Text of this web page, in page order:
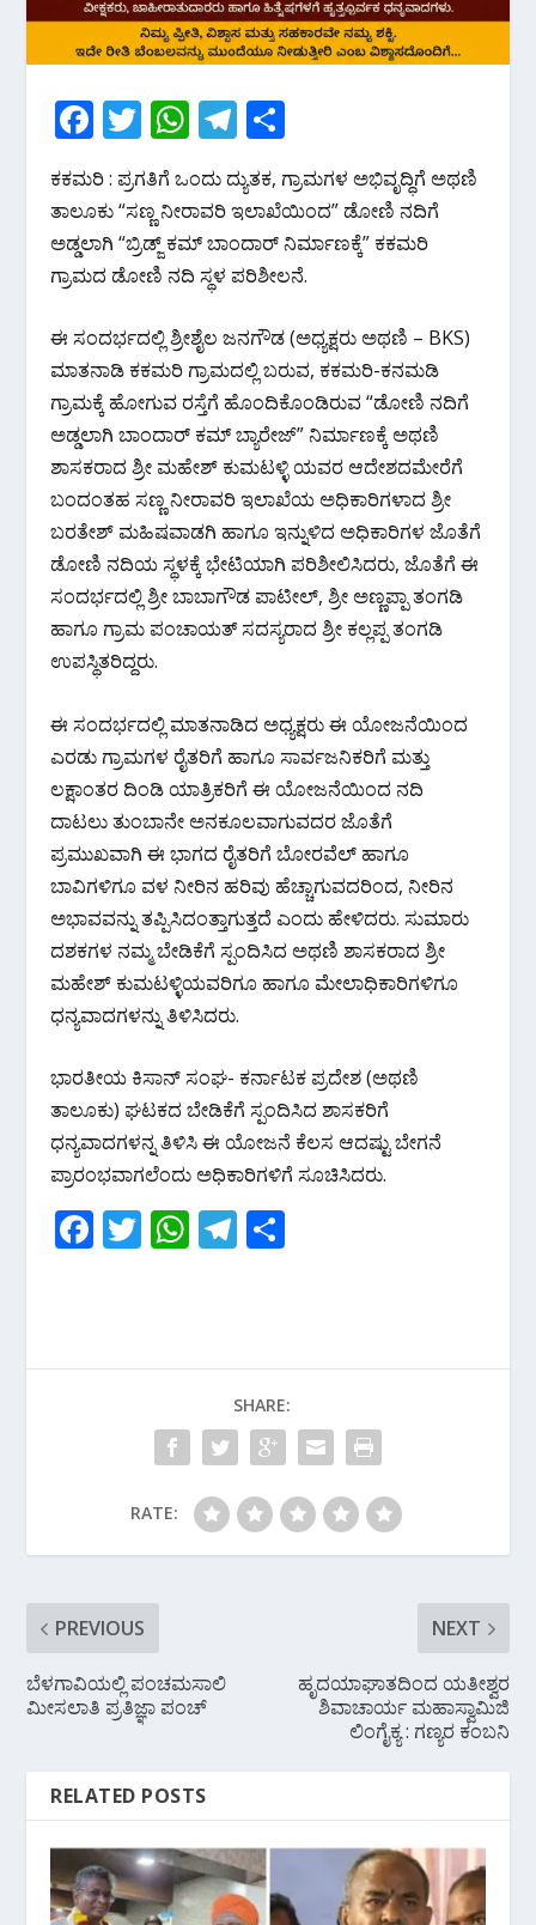
F
ac
e
b
o
k
T
w
itt
er
W
h
at
s
A
p
p
T
el
e
gr
a
ar
e
ಕಕಮರಿ : ಪ್ರಗತಿಗೆ ಒಂದು ದ್ಯುತಕ, ಗ್ರಾಮಗಳ ಅಭಿವೃದ್ಧಿಗೆ ಅಥಣಿ
ತಾಲೂಕು “ಸಣ್ಣ ನೀರಾವರಿ ಇಲಾಖೆಯಿಂದ” ಡೋಣಿ ನದಿಗೆ
ಅಡ್ಡಲಾಗಿ “ಬ್ರಿಡ್ಜ್ ಕಮ್ ಬಾಂದಾರ್ ನಿರ್ಮಾಣಕ್ಕೆ” ಕಕಮರಿ
ಗ್ರಾಮದ ಡೋಣಿ ನದಿ ಸ್ಥಳ ಪರಿಶೀಲನೆ.
ಈ ಸಂದರ್ಭದಲ್ಲಿ ಶ್ರೀಶೈಲ ಜನಗೌಡ (ಅಧ್ಯಕ್ಷರು ಅಥಣಿ – BKS)
ಮಾತನಾಡಿ ಕಕಮರಿ ಗ್ರಾಮದಲ್ಲಿ ಬರುವ, ಕಕಮರಿ-ಕನಮಡಿ
ಗ್ರಾಮಕ್ಕೆ ಹೋಗುವ ರಸ್ತೆಗೆ ಹೊಂದಿಕೊಂಡಿರುವ “ಡೋಣಿ ನದಿಗೆ
ಅಡ್ಡಲಾಗಿ ಬಾಂದಾರ್ ಕಮ್ ಬ್ಯಾರೇಜ್” ನಿರ್ಮಾಣಕ್ಕೆ ಅಥಣಿ
ಶಾಸಕರಾದ ಶ್ರೀ ಮಹೇಶ್ ಕುಮಟಳ್ಳಿ ಯವರ ಆದೇಶದಮೇರೆಗೆ
ಬಂದಂತಹ ಸಣ್ಣ ನೀರಾವರಿ ಇಲಾಖೆಯ ಅಧಿಕಾರಿಗಳಾದ ಶ್ರೀ
ಬರತೇಶ್ ಮಹಿಷವಾಡಗಿ ಹಾಗೂ ಇನ್ನುಳಿದ ಅಧಿಕಾರಿಗಳ ಜೊತೆಗೆ
ಡೋಣಿ ನದಿಯ ಸ್ಥಳಕ್ಕೆ ಭೇಟಿಯಾಗಿ ಪರಿಶೀಲಿಸಿದರು, ಜೊತೆಗೆ ಈ
ಸಂದರ್ಭದಲ್ಲಿ ಶ್ರೀ ಬಾಬಾಗೌಡ ಪಾಟೀಲ್, ಶ್ರೀ ಅಣ್ಣಪ್ಪಾ ತಂಗಡಿ
ಹಾಗೂ ಗ್ರಾಮ ಪಂಚಾಯತ್ ಸದಸ್ಯರಾದ ಶ್ರೀ ಕಲ್ಲಪ್ಪ ತಂಗಡಿ
ಉಪಸ್ಥಿತರಿದ್ದರು.
ಈ ಸಂದರ್ಭದಲ್ಲಿ ಮಾತನಾಡಿದ ಅಧ್ಯಕ್ಷರು ಈ ಯೋಜನೆಯಿಂದ
ಎರಡು ಗ್ರಾಮಗಳ ರೈತರಿಗೆ ಹಾಗೂ ಸಾರ್ವಜನಿಕರಿಗೆ ಮತ್ತು
ಲಕ್ಷಾಂತರ ದಿಂಡಿ ಯಾತ್ರಿಕರಿಗೆ ಈ ಯೋಜನೆಯಿಂದ ನದಿ
ದಾಟಲು ತುಂಬಾನೇ ಅನಕೂಲವಾಗುವದರ ಜೊತೆಗೆ
ಪ್ರಮುಖವಾಗಿ ಈ ಭಾಗದ ರೈತರಿಗೆ ಬೋರವೆಲ್ ಹಾಗೂ
ಬಾವಿಗಳಿಗೂ ವಳ ನೀರಿನ ಹರಿವು ಹೆಚ್ಚಾಗುವದರಿಂದ, ನೀರಿನ
ಅಭಾವವನ್ನು ತಪ್ಪಿಸಿದಂತ್ತಾಗುತ್ತದೆ ಎಂದು ಹೇಳಿದರು. ಸುಮಾರು
ದಶಕಗಳ ನಮ್ಮ ಬೇಡಿಕೆಗೆ ಸ್ಪಂದಿಸಿದ ಅಥಣಿ ಶಾಸಕರಾದ ಶ್ರೀ
ಮಹೇಶ್ ಕುಮಟಳ್ಳಿಯವರಿಗೂ ಹಾಗೂ ಮೇಲಾಧಿಕಾರಿಗಳಿಗೂ
ಧನ್ಯವಾದಗಳನ್ನು ತಿಳಿಸಿದರು.
ಭಾರತೀಯ ಕಿಸಾನ್ ಸಂಘ- ಕರ್ನಾಟಕ ಪ್ರದೇಶ (ಅಥಣಿ
ತಾಲೂಕು) ಘಟಕದ ಬೇಡಿಕೆಗೆ ಸ್ಪಂದಿಸಿದ ಶಾಸಕರಿಗೆ
ಧನ್ಯವಾದಗಳನ್ನ ತಿಳಿಸಿ ಈ ಯೋಜನೆ ಕೆಲಸ ಆದಷ್ಟು ಬೇಗನೆ
ಪ್ರಾರಂಭವಾಗಲೆಂದು ಅಧಿಕಾರಿಗಳಿಗೆ ಸೂಚಿಸಿದರು.
F
o
T W
A
p
p
T
a
m
SHARE:
RATE:
PREVIOUS
ಬೆಳಗಾವಿಯಲ್ಲಿ ಪಂಚಮಸಾಲಿ
ಮೀಸಲಾತಿ ಪ್ರತಿಜ್ಞಾ ಪಂಚ್
NEXT
ಹೃದಯಾಘಾತದಿಂದ ಯತೀಶ್ವರ
ಶಿವಾಚಾರ್ಯ ಮಹಾಸ್ವಾಮಿಜಿ
ಲಿಂಗೈಕ್ಯ : ಗಣ್ಯರ ಕಂಬನಿ
RELATED POSTS